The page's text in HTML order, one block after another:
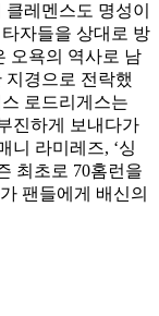
레멘스도 명성이
자들을 상대로 방
오욕의 역사로 남
지경으로 전락했
로드리게스는
진하게 보내다가
니 라미레즈, ‘싱
최초로 70홈런을
팬들에게 배신의